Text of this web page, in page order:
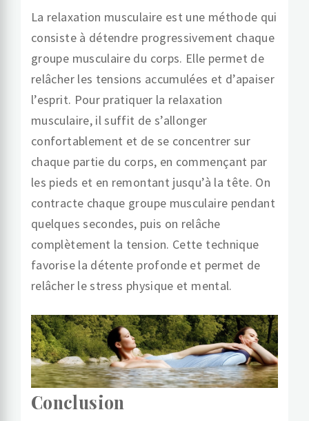
La relaxation musculaire est une méthode qui
consiste à détendre progressivement chaque
groupe musculaire du corps. Elle permet de
relâcher les tensions accumulées et d’apaiser
l’esprit. Pour pratiquer la relaxation
musculaire, il suffit de s’allonger
confortablement et de se concentrer sur
chaque partie du corps, en commençant par
les pieds et en remontant jusqu’à la tête. On
contracte chaque groupe musculaire pendant
quelques secondes, puis on relâche
complètement la tension. Cette technique
favorise la détente profonde et permet de
relâcher le stress physique et mental.
Conclusion